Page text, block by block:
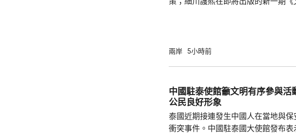
上海市氣象台指，「白海豚...
施，打破僵局，難免被批評是不負責
方面，看不出有什麼戰略。 對於上月國會通過
修改後的新版《皇室典範》，細川批
兩岸 5小時前
中國駐泰使館籲文明有序參與
公民良好形象
泰國近期接連發生中國人在當地與保
衝突事件。中國駐泰國大使館發布表